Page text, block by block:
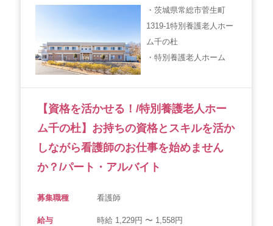
・茨城県常総市菅生町
1319-1特別養護老人ホー
ム千の杜
・特別養護老人ホーム
【資格を活かせる！/特別養護老人ホー
ム千の杜】お持ちの資格とスキルを活か
しながら看護師のお仕事を始めません
か？/パート・アルバイト
募集職種 看護師
給与 時給 1,229円 〜 1,558円